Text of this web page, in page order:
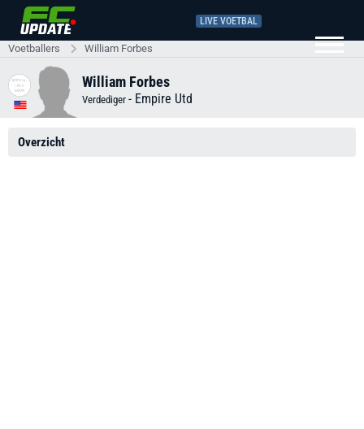
LIVE VOETBAL
Voetballers William Forbes
William Forbes
Verdediger - Empire Utd
Overzicht